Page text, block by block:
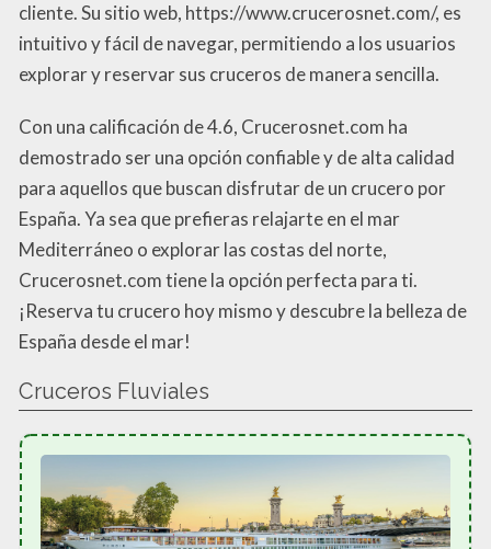
cliente. Su sitio web, https://www.crucerosnet.com/, es
intuitivo y fácil de navegar, permitiendo a los usuarios
explorar y reservar sus cruceros de manera sencilla.
Con una calificación de 4.6, Crucerosnet.com ha
demostrado ser una opción confiable y de alta calidad
para aquellos que buscan disfrutar de un crucero por
España. Ya sea que prefieras relajarte en el mar
Mediterráneo o explorar las costas del norte,
Crucerosnet.com tiene la opción perfecta para ti.
¡Reserva tu crucero hoy mismo y descubre la belleza de
España desde el mar!
Cruceros Fluviales